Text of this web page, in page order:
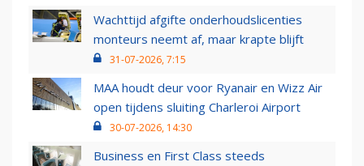
Wachttijd afgifte onderhoudslicenties
monteurs neemt af, maar krapte blijft
31-07-2026, 7:15
MAA houdt deur voor Ryanair en Wizz Air
open tijdens sluiting Charleroi Airport
30-07-2026, 14:30
Business en First Class steeds